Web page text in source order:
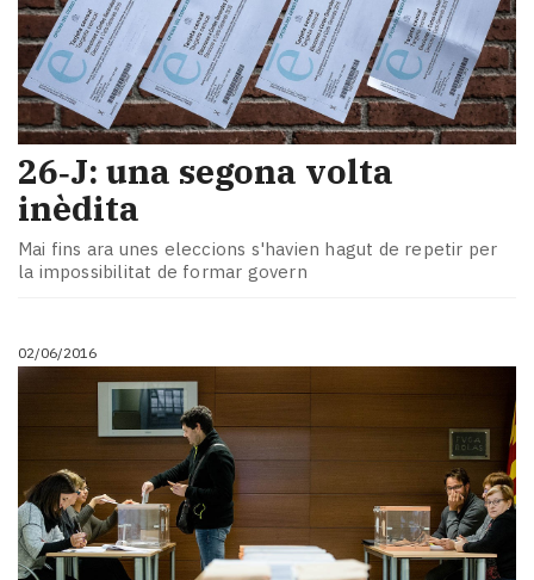
26‑J: una segona volta
inèdita
Mai fins ara unes eleccions s'havien hagut de repetir per
la impossibilitat de formar govern
02/06/2016